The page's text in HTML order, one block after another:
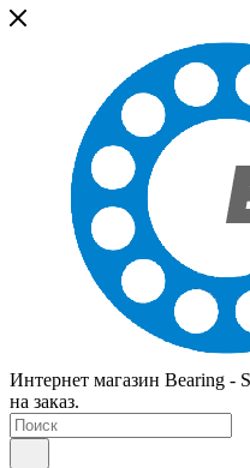
Интернет магазин Bearing
на заказ.